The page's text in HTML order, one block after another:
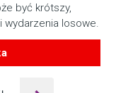
być krótszy,
wydarzenia losowe.